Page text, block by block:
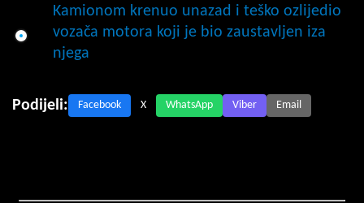
Kamionom krenuo unazad i teško ozlijedio
vozača motora koji je bio zaustavljen iza
njega
Podijeli: Facebook X WhatsApp Viber Email